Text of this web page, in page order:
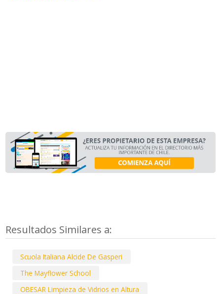
Resultados Similares a:
Scuola Italiana Alcide De Gasperi
The Mayflower School
OBESAR Limpieza de Vidrios en Altura